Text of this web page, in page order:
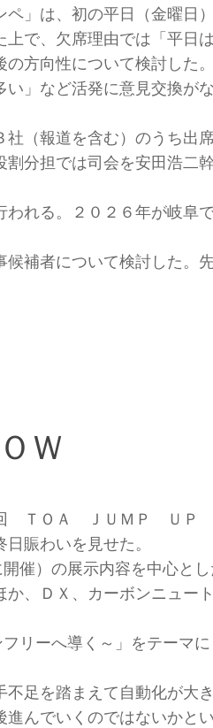
」は、初の平日（金曜日
で、欠席理由では「平日
方向性について検討した
」など活発に意見交換が
（報道を含む）のうち出
分担では司会を安田浩二
れる。２０２６年が岐阜
補者について検討した。
Ｗ
ＴＯＡ ＪＵＭＰ ＵＰ
賑わいを見せた。
催）の展示内容を中心と
、ＤＸ、カーボンニュー
リーへ導く～」をテーマ
足を踏まえて自動化が大
んでいくのではないかと